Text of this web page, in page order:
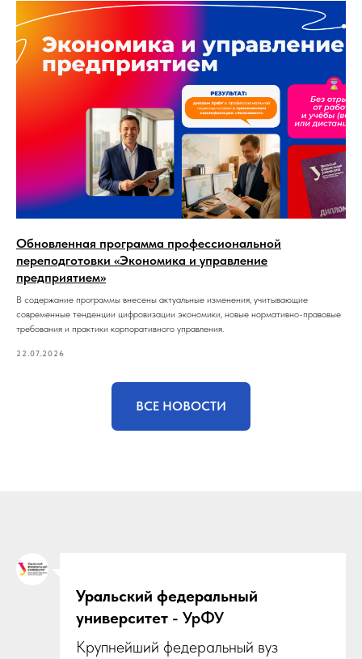
Обновленная программа профессиональной
переподготовки «Экономика и управление
предприятием»
В содержание программы внесены актуальные изменения, учитывающие
современные тенденции цифровизации экономики, новые нормативно-правовые
требования и практики корпоративного управления.
22.07.2026
ВСЕ НОВОСТИ
Уральский федеральный
университет - УрФУ
Крупнейший федеральный вуз